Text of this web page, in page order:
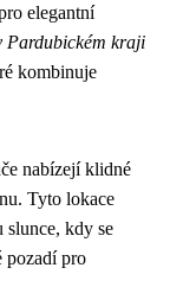
elegantní
Pardubickém kraji
kombinuje
nabízejí klidné
Tyto lokace
slunce, kdy se
pozadí pro